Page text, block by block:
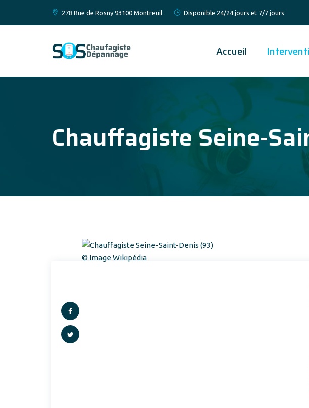
278 Rue de Rosny 93100 Montreuil Disponible 24/24 jours et 7/7 jours
Accueil
Chauffagiste Seine-
© Image Wikipédia